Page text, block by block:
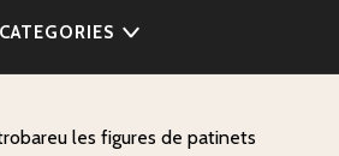
CATEGORIES
les figures de patinets